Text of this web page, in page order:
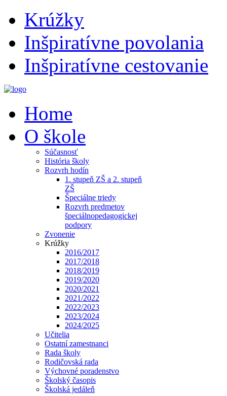
Krúžky
Inšpiratívne povolania
Inšpiratívne cestovanie
Home
O škole
Súčasnosť
História školy
Rozvrh hodín
1. stupeň ZŠ a 2. stupeň
ZŠ
Špeciálne triedy
Rozvrh predmetov
špeciálnopedagogickej
podpory
Zvonenie
Krúžky
2016/2017
2017/2018
2018/2019
2019/2020
2020/2021
2021/2022
2022/2023
2023/2024
2024/2025
Učitelia
Ostatní zamestnanci
Rada školy
Rodičovská rada
Výchovné poradenstvo
Školský časopis
Školská jedáleň